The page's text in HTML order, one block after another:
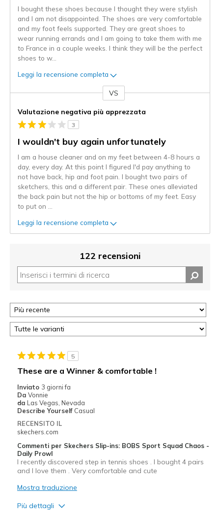
I bought these shoes because I thought they were stylish
and I am not disappointed. The shoes are very comfortable
and my foot feels supported. They are great shoes to
wear running errands and I am going to take them with me
to France in a couple weeks. I think they will be the perfect
shoes to w...
Leggi la recensione completa
VS
Valutazione negativa più apprezzata
3
I wouldn't buy again unfortunately
I am a house cleaner and on my feet between 4-8 hours a
day, every day. At this point I figured I'd pay anything to
not have back, hip and foot pain. I bought two pairs of
sketchers, this and a different pair. These ones alleviated
the back pain but not the hip or bottoms of my feet. Easy
to put on
Leggi la recensione completa
122 recensioni
5
These are a Winner & comfortable !
Inviato 3 giorni fa
Da Vonnie
da Las Vegas, Nevada
Describe Yourself Casual
RECENSITO IL
skechers.com
Commenti per Skechers Slip-ins: BOBS Sport Squad Chaos -
Daily Prowl
I recently discovered step in tennis shoes . I bought 4 pairs
and I love them . Very comfortable and cute
Mostra traduzione
Più dettagli